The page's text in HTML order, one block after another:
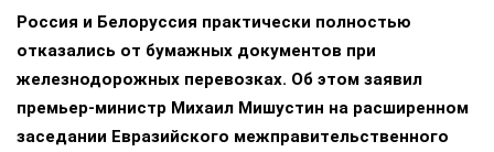
Россия и Белоруссия практически полностью
отказались от бумажных документов при
железнодорожных перевозках. Об этом заявил
премьер-министр Михаил Мишустин на расширенном
заседании Евразийского межправительственного